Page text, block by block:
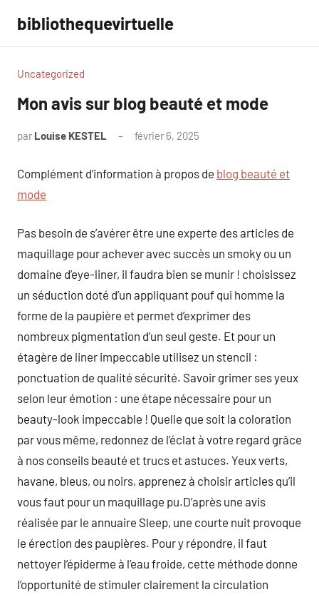
contenu
bibliothequevirtuelle
Uncategorized
Mon avis sur blog beauté et mode
par Louise KESTEL février 6, 2025
Complément d’information à propos de blog beauté et
mode
Pas besoin de s’avérer être une experte des articles de
maquillage pour achever avec succès un smoky ou un
domaine d’eye-liner, il faudra bien se munir ! choisissez
un séduction doté d’un appliquant pouf qui homme la
forme de la paupière et permet d’exprimer des
nombreux pigmentation d’un seul geste. Et pour un
étagère de liner impeccable utilisez un stencil :
ponctuation de qualité sécurité. Savoir grimer ses yeux
selon leur émotion : une étape nécessaire pour un
beauty-look impeccable ! Quelle que soit la coloration
par vous même, redonnez de l’éclat à votre regard grâce
à nos conseils beauté et trucs et astuces. Yeux verts,
havane, bleus, ou noirs, apprenez à choisir articles qu’il
vous faut pour un maquillage pu.D’après une avis
réalisée par le annuaire Sleep, une courte nuit provoque
le érection des paupières. Pour y répondre, il faut
nettoyer l’épiderme à l’eau froide, cette méthode donne
l’opportunité de stimuler clairement la circulation